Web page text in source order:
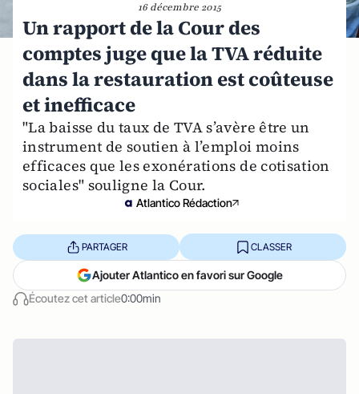
16 décembre 2015
Un rapport de la Cour des
comptes juge que la TVA réduite
dans la restauration est coûteuse
et inefficace
"La baisse du taux de TVA s’avère être un
instrument de soutien à l’emploi moins
efficaces que les exonérations de cotisation
sociales" souligne la Cour.
Atlantico Rédaction
Écoutez cet article0:00min
PARTAGER CLASSER
Ajouter Atlantico en favori sur Google